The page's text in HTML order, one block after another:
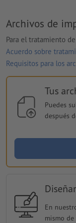
Archivos de
Para el tratamiento
Acuerdo sobre
Requisitos para los
Tus
Puedes
después
En
mismo